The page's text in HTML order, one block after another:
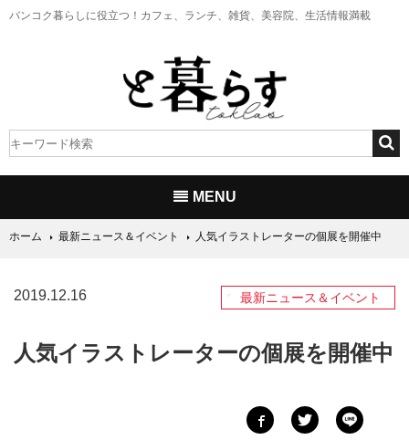
バンコク暮らしに役立つ！ カフェ、ランチ、雑貨、美容院、生活情報満載
MENU
ホーム 最新ニュース＆イベント 人気イラストレーターの個展を開催中
2019.12.16 最新ニュース＆イベント
人気イラストレーターの個展を開催中